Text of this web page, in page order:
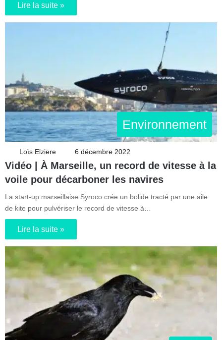
Lire la suite »
Environnement
Loïs Elziere 6 décembre 2022
Vidéo | À Marseille, un record de vitesse à la
voile pour décarboner les navires
La start-up marseillaise Syroco crée un bolide tracté par une aile
de kite pour pulvériser le record de vitesse à…
Lire la suite »